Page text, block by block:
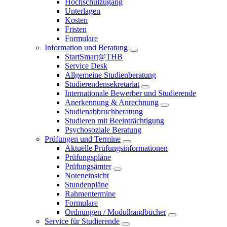
Hochschulzugang
Unterlagen
Kosten
Fristen
Formulare
Information und Beratung
StartSmart@THB
Service Desk
Allgemeine Studienberatung
Studierendensekretariat
Internationale Bewerber und Studierende
Anerkennung & Anrechnung
Studienabbruchberatung
Studieren mit Beeinträchtigung
Psychosoziale Beratung
Prüfungen und Termine
Aktuelle Prüfungsinformationen
Prüfungspläne
Prüfungsämter
Noteneinsicht
Stundenpläne
Rahmentermine
Formulare
Ordnungen / Modulhandbücher
Service für Studierende